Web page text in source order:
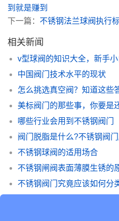
到就是赚到
下一篇： 不锈钢法兰球阀执行
相关新闻
v型球阀的知识大全，新手
中国阀门技术水平的现状
怎么挑选真空阀？知道这些
哪些行业会用到不锈钢阀门
阀门脱脂是什么?不锈钢阀
不锈钢球阀的适用场合
不锈钢闸阀表面薄膜生锈的